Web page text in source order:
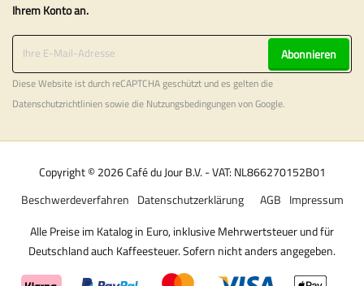
Ihrem Konto an.
Abonnieren
Diese Website ist durch reCAPTCHA geschützt und es gelten die
Datenschutzrichtliniensowie die Nutzungsbedingungenvon Google.
Copyright © 2026 Café du Jour B.V. - VAT: NL866270152B01
Impressum
AGB
Datenschutzerklärung
Beschwerdeverfahren
Alle Preise im Katalog in Euro, inklusive Mehrwertsteuer und für
Deutschland auch Kaffeesteuer. Sofern nicht anders angegeben.